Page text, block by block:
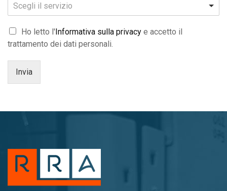
Scegli il servizio
Ho letto l'Informativa sulla privacy e accetto il
trattamento dei dati personali.
Invia